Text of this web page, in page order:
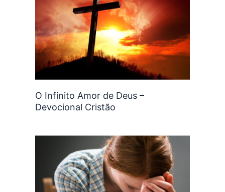
O Infinito Amor de Deus –
Devocional Cristão